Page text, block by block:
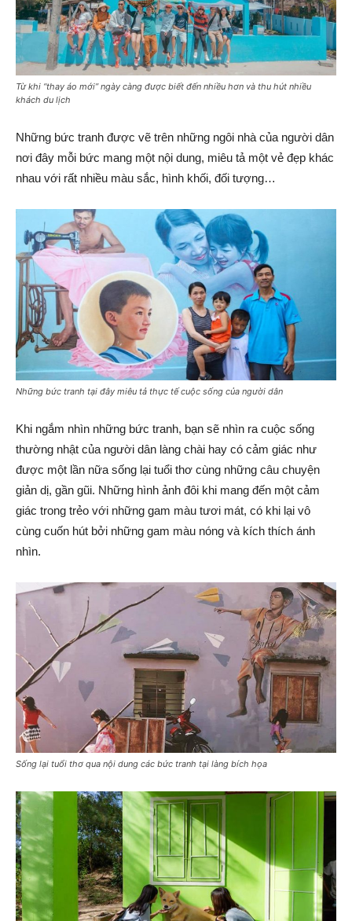
Từ khi “thay áo mới” ngày càng được biết đến nhiều hơn và thu hút nhiều
khách du lịch
Những bức tranh được vẽ trên những ngôi nhà của người dân
nơi đây mỗi bức mang một nội dung, miêu tả một vẻ đẹp khác
nhau với rất nhiều màu sắc, hình khối, đối tượng…
Những bức tranh tại đây miêu tả thực tế cuộc sống của người dân
Khi ngắm nhìn những bức tranh, bạn sẽ nhìn ra cuộc sống
thường nhật của người dân làng chài hay có cảm giác như
được một lần nữa sống lại tuổi thơ cùng những câu chuyện
giản dị, gần gũi. Những hình ảnh đôi khi mang đến một cảm
giác trong trẻo với những gam màu tươi mát, có khi lại vô
cùng cuốn hút bởi những gam màu nóng và kích thích ánh
nhìn.
Sống lại tuổi thơ qua nội dung các bức tranh tại làng bích họa